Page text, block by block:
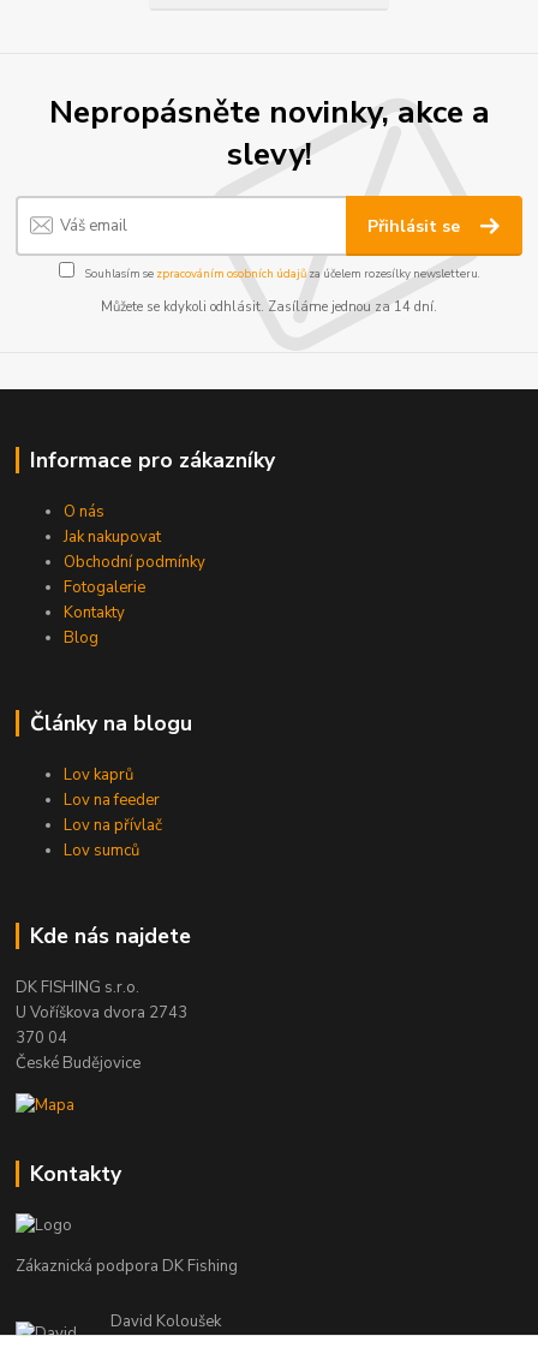
Nepropásněte novinky, akce a
slevy!
Přihlásit se
Souhlasím se zpracováním osobních údajůza účelem rozesílky newsletteru.
Můžete se kdykoli odhlásit. Zasíláme jednou za 14 dní.
Informace pro zákazníky
O nás
Jak nakupovat
Obchodní podmínky
Fotogalerie
Kontakty
Blog
Články na blogu
Lov kaprů
Lov na feeder
Lov na přívlač
Lov sumců
Kde nás najdete
DK FISHING s.r.o.
U Voříškova dvora 2743
370 04
České Budějovice
Kontakty
Zákaznická podpora DK Fishing
David Koloušek